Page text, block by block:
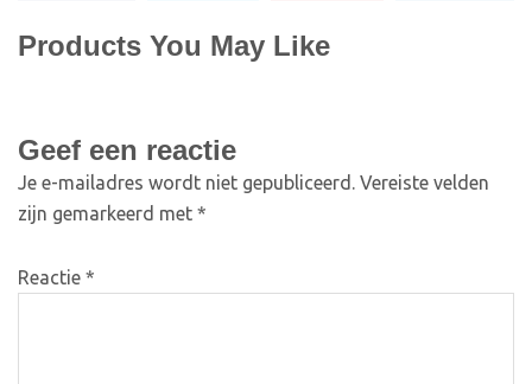
Products You May Like
Geef een reactie
Je e-mailadres wordt niet gepubliceerd. Vereiste velden
zijn gemarkeerd met *
Reactie *